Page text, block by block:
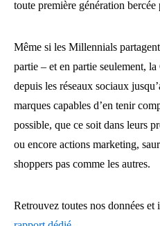
toute première génération
Même si les Millennials
partie – et en partie seulement,
depuis les réseaux sociaux
marques capables d’en tenir
possible, que ce soit dans leurs
ou encore actions marketing,
shoppers pas comme les autres.
Retrouvez toutes nos données